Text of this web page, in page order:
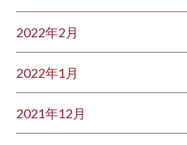
2022年2月
2022年1月
2021年12月